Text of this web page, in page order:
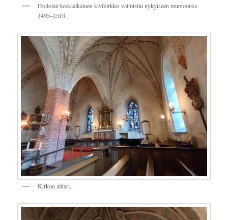
Hollolan keskiaikainen kivikirkko valmistui nykyiseen muotoonsa
1495–1510.
Kirkon alttari.